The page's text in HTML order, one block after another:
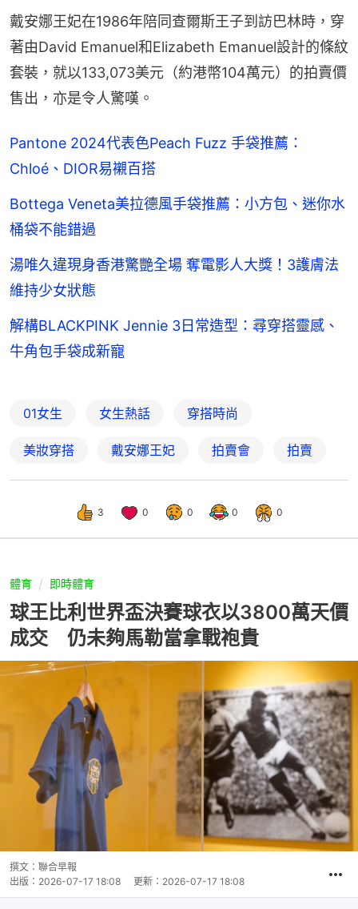
戴安娜王妃在1986年陪同查爾斯王子到訪巴林時，穿
著由David Emanuel和Elizabeth Emanuel設計的條紋
套裝，就以133,073美元（約港幣104萬元）的拍賣價
售出，亦是令人驚嘆。
Pantone 2024代表色Peach Fuzz 手袋推薦：
Chloé、DIOR易襯百搭
Bottega Veneta美拉德風手袋推薦：小方包、迷你水
桶袋不能錯過
湯唯久違現身香港驚艷全場 奪電影人大獎！3護膚法
維持少女狀態
解構BLACKPINK Jennie 3日常造型：尋穿搭靈感、
牛角包手袋成新寵
01女生 女生熱話 穿搭時尚
美妝穿搭 戴安娜王妃 拍賣會 拍賣
3 0 0 0 0
體育 即時體育
球王比利世界盃決賽球衣以3800萬天價
成交 仍未夠馬勒當拿戰袍貴
撰文： 聯合早報
出版： 2026-07-17 18:08 更新： 2026-07-17 18:08